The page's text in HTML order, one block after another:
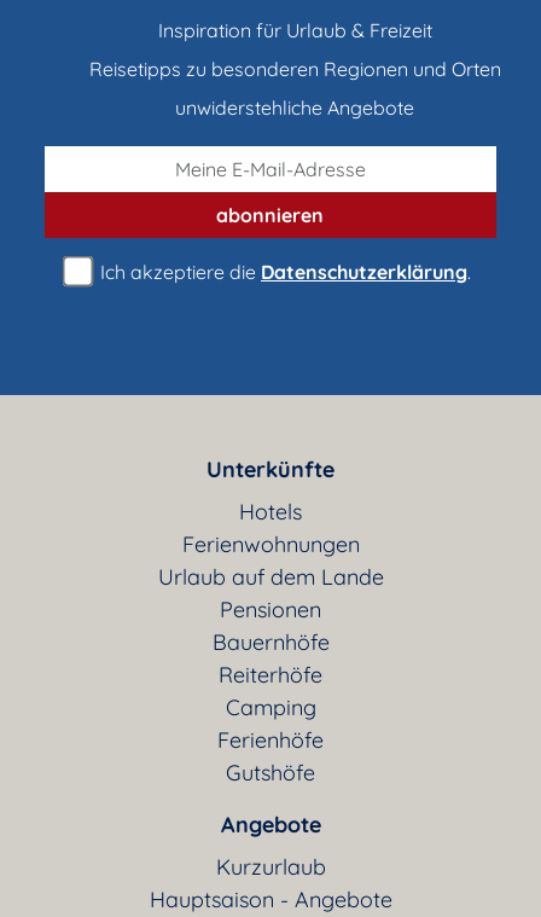
Inspiration für Urlaub & Freizeit
Reisetipps zu besonderen Regionen und Orten
unwiderstehliche Angebote
abonnieren
Ich akzeptiere die Datenschutzerklärung.
Unterkünfte
Hotels
Ferienwohnungen
Urlaub auf dem Lande
Pensionen
Bauernhöfe
Reiterhöfe
Camping
Ferienhöfe
Gutshöfe
Angebote
Kurzurlaub
Hauptsaison - Angebote